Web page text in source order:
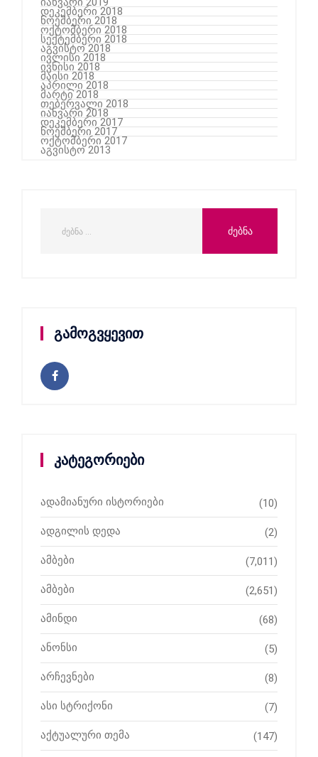
დეკემბერი 2018
ნოემბერი 2018
ოქტომბერი 2018
სექტემბერი 2018
აგვისტო 2018
ივლისი 2018
ივნისი 2018
მაისი 2018
აპრილი 2018
მარტი 2018
თებერვალი 2018
იანვარი 2018
დეკემბერი 2017
ნოემბერი 2017
ოქტომბერი 2017
აგვისტო 2013
გამოგვყევით
კატეგორიები
ადამიანური ისტორიები (10)
ადგილის დედა (2)
ამბები (7,011)
ამბები (2,651)
ამინდი (68)
ანონსი (5)
არჩევნები (8)
ასი სტრიქონი (7)
აქტუალური თემა (147)